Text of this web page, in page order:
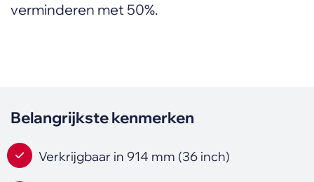
verminderen met 50%.
Belangrijkste kenmerken
Verkrijgbaar in 914 mm (36 inch)